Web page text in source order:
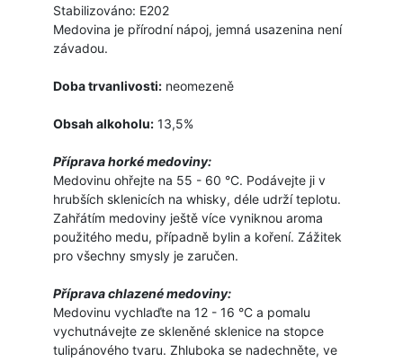
Stabilizováno: E202
Medovina je přírodní nápoj, jemná usazenina není
závadou.
Doba trvanlivosti: neomezeně
Obsah alkoholu: 13,5%
Příprava horké medoviny:
Medovinu ohřejte na 55 - 60 °C. Podávejte ji v
hrubších sklenicích na whisky, déle udrží teplotu.
Zahřátím medoviny ještě více vyniknou aroma
použitého medu, případně bylin a koření. Zážitek
pro všechny smysly je zaručen.
Příprava chlazené medoviny:
Medovinu vychlaďte na 12 - 16 °C a pomalu
vychutnávejte ze skleněné sklenice na stopce
tulipánového tvaru. Zhluboka se nadechněte, ve